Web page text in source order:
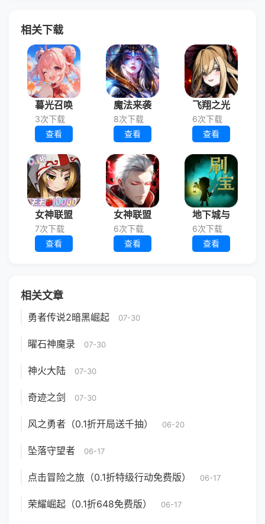
相关下载
暮光召唤
3次下载
查看
魔法来袭
8次下载
查看
飞翔之光
6次下载
查看
女神联盟
7次下载
查看
女神联盟
6次下载
查看
地下城与
6次下载
查看
相关文章
勇者传说2暗黑崛起 07-30
曜石神魔录 07-30
神火大陆 07-30
奇迹之剑 07-30
风之勇者（0.1折开局送千抽） 06-20
坠落守望者 06-17
点击冒险之旅（0.1折特级行动免费版） 06-17
荣耀崛起（0.1折648免费版） 06-17